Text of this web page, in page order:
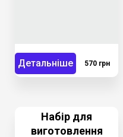
Детальніше 570 грн
Набір для
виготовлення